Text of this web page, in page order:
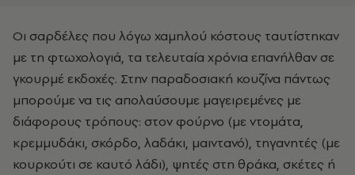
Οι σαρδέλες που λόγω χαμηλού κόστους ταυτίστηκαν
με τη φτωχολογιά, τα τελευταία χρόνια επανήλθαν σε
γκουρμέ εκδοχές. Στην παραδοσιακή κουζίνα πάντως
μπορούμε να τις απολαύσουμε μαγειρεμένες με
διάφορους τρόπους: στον φούρνο (με ντομάτα,
κρεμμυδάκι, σκόρδο, λαδάκι, μαιντανό), τηγανητές (με
κουρκούτι σε καυτό λάδι), ψητές στη θράκα, σκέτες ή